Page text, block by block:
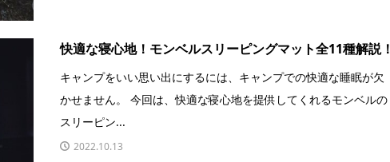
快適な寝心地！モンベルスリーピングマット全11種解説！
キャンプをいい思い出にするには、キャンプでの快適な睡眠が欠
かせません。 今回は、快適な寝心地を提供してくれるモンベルの
スリーピン...
2022.10.13